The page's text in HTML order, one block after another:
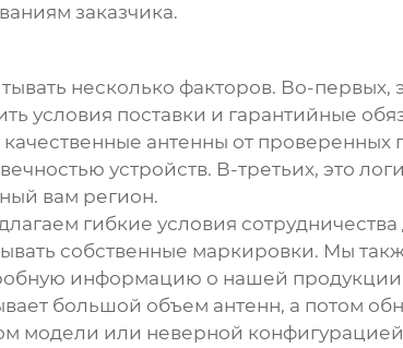
заказчика.
несколько факторов. Во-первых,
условия поставки и гарантийные
антенны от
устройств. В-третьих, это
вам регион.
гибкие условия
собственные маркировки. Мы
информацию о нашей продукции
большой объем антенн, а потом
модели или неверной